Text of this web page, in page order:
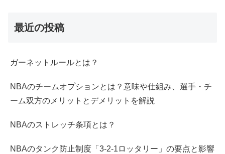
最近の投稿
ガーネットルールとは？
NBAのチームオプションとは？意味や仕組み、選手・チ
ーム双方のメリットとデメリットを解説
NBAのストレッチ条項とは？
NBAのタンク防止制度「3-2-1ロッタリー」の要点と影響